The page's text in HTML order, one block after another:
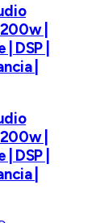
|
DSP |
|
|
DSP |
|